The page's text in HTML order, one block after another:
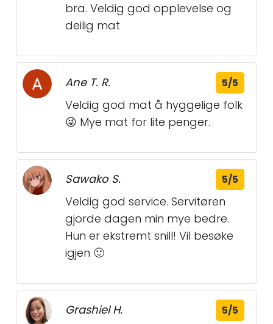
bra. Veldig god opplevelse og
deilig mat
Ane T. R. 5/5
Veldig god mat å hyggelige folk
😜 Mye mat for lite penger.
Sawako S. 5/5
Veldig god service. Servitøren
gjorde dagen min mye bedre.
Hun er ekstremt snill! Vil besøke
igjen 🙂
Grashiel H. 5/5